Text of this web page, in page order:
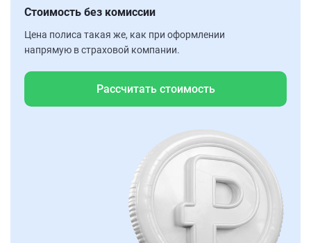
Стоимость без комиссии
Цена полиса такая же, как при оформлении
напрямую в страховой компании.
Рассчитать стоимость